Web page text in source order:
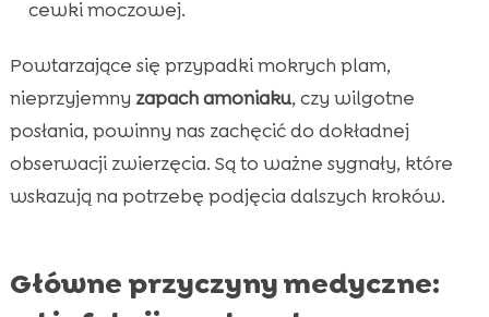
cewki moczowej.
Powtarzające się przypadki mokrych plam,
nieprzyjemny zapach amoniaku, czy wilgotne
posłania, powinny nas zachęcić do dokładnej
obserwacji zwierzęcia. Są to ważne sygnały, które
wskazują na potrzebę podjęcia dalszych kroków.
Główne przyczyny medyczne: